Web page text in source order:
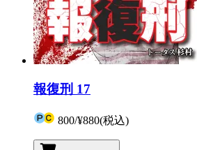
報復刑 17
800/¥880(税込)